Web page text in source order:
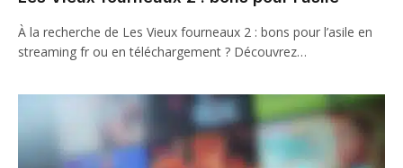
À la recherche de Les Vieux fourneaux 2 : bons pour l’asile en
streaming fr ou en téléchargement ? Découvrez…